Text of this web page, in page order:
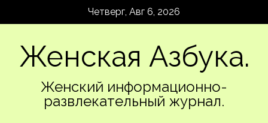
Четверг, Авг 6, 2026
Женская Азбука.
Женский информационно-
развлекательный журнал.